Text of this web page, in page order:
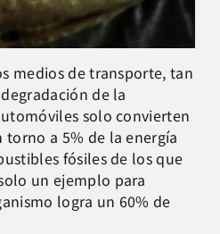
medios de transporte, tan
de la
solo convierten
a 5% de la energía
fósiles de los que
un ejemplo para
logra un 60% de